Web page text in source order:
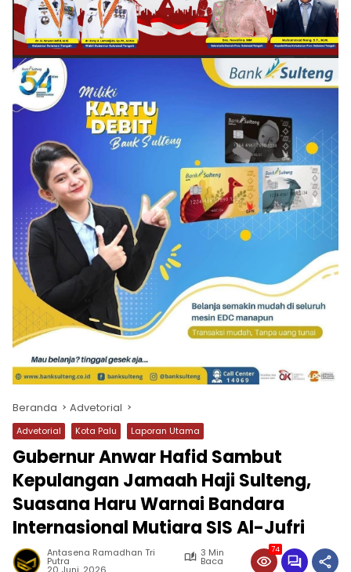
Beranda Advetorial
Advetorial Kota Palu Laporan Utama
Gubernur Anwar Hafid Sambut
Kepulangan Jamaah Haji Sulteng,
Suasana Haru Warnai Bandara
Internasional Mutiara SIS Al-Jufri
Antasena Ramadhan Tri
Putra
3 Min
Baca
74